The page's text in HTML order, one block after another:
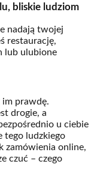
bliskie ludziom
nadają twojej
restaurację,
lub ulubione
im prawdę.
drogie, a
u ciebie
tego ludzkiego
zamówienia online,
czuć – czego